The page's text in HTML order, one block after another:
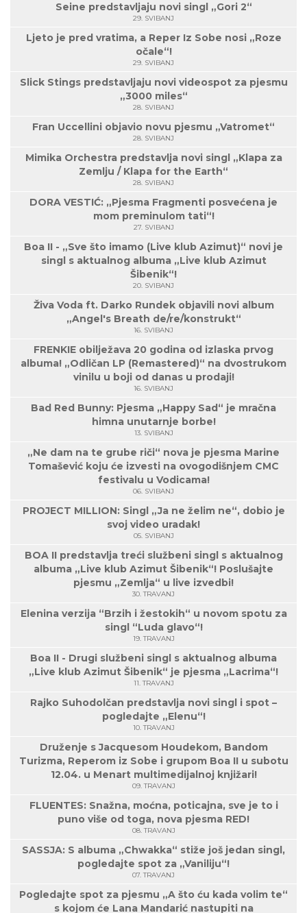
Seine predstavljaju novi singl „Gori 2“
29. SVIBANJ
Ljeto je pred vratima, a Reper Iz Sobe nosi „Roze
očale“!
29. SVIBANJ
Slick Stings predstavljaju novi videospot za pjesmu
„3000 miles“
28. SVIBANJ
Fran Uccellini objavio novu pjesmu „Vatromet“
28. SVIBANJ
Mimika Orchestra predstavlja novi singl „Klapa za
Zemlju / Klapa for the Earth“
28. SVIBANJ
DORA VESTIĆ: „Pjesma Fragmenti posvećena je
mom preminulom tati“!
27. SVIBANJ
Boa II - „Sve što imamo (Live klub Azimut)“ novi je
singl s aktualnog albuma „Live klub Azimut
Šibenik“!
20. SVIBANJ
Živa Voda ft. Darko Rundek objavili novi album
„Angel's Breath de/re/konstrukt“
16. SVIBANJ
FRENKIE obilježava 20 godina od izlaska prvog
albuma! „Odličan LP (Remastered)“ na dvostrukom
vinilu u boji od danas u prodaji!
16. SVIBANJ
Bad Red Bunny: Pjesma „Happy Sad“ je mračna
himna unutarnje borbe!
13. SVIBANJ
„Ne dam na te grube riči“ nova je pjesma Marine
Tomašević koju će izvesti na ovogodišnjem CMC
festivalu u Vodicama!
06. SVIBANJ
PROJECT MILLION: Singl „Ja ne želim ne“, dobio je
svoj video uradak!
05. SVIBANJ
BOA II predstavlja treći službeni singl s aktualnog
albuma „Live klub Azimut Šibenik“! Poslušajte
pjesmu „Zemlja“ u live izvedbi!
30. TRAVANJ
Elenina verzija “Brzih i žestokih“ u novom spotu za
singl “Luda glavo“!
19. TRAVANJ
Boa II - Drugi službeni singl s aktualnog albuma
„Live klub Azimut Šibenik“ je pjesma „Lacrima“!
11. TRAVANJ
Rajko Suhodolčan predstavlja novi singl i spot –
pogledajte „Elenu“!
10. TRAVANJ
Druženje s Jacquesom Houdekom, Bandom
Turizma, Reperom iz Sobe i grupom Boa II u subotu
12.04. u Menart multimedijalnoj knjižari!
09. TRAVANJ
FLUENTES: Snažna, moćna, poticajna, sve je to i
puno više od toga, nova pjesma RED!
08. TRAVANJ
SASSJA: S albuma „Chwakka“ stiže još jedan singl,
pogledajte spot za „Vaniliju“!
07. TRAVANJ
Pogledajte spot za pjesmu „A što ću kada volim te“
s kojom će Lana Mandarić nastupiti na